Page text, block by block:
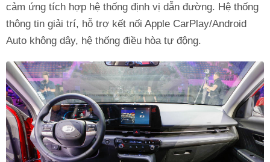
cảm ứng tích hợp hệ thống định vị dẫn đường. Hệ thống
thông tin giải trí, hỗ trợ kết nối Apple CarPlay/Android
Auto không dây, hệ thống điều hòa tự động.